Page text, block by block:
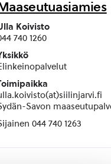
Koivisto
740 1260
Savon
044 740 1263